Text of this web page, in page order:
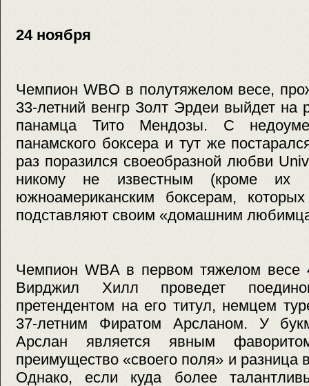
24 ноября
Чемпион WBO в полутяжелом весе,
33-летний венгр Золт Эрдеи выйдет на
панамца Тито Мендозы. С
панамского боксера и тут же
раз поразился своеобразной любви
никому не известным (кроме их
южноамериканским боксерам,
подставляют своим «домашним
Чемпион WBA в первом тяжелом весе
Вирджил Хилл проведет
претендентом на его титул, немцем
37-летним Фиратом Арсланом. У
Арслан является явным
преимущество «своего поля» и разница
Однако, если куда более